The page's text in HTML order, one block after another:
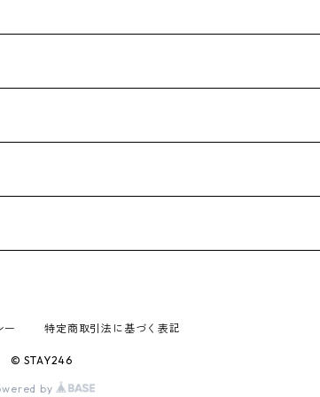
ー 特定商取引法に基づく表記
© STAY246
by